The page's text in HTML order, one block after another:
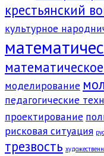
крестьянский
культурное
моделирование
педагогические
проектирование
рисковая ситуация
трезвость